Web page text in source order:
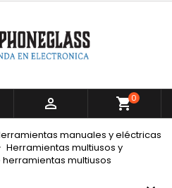
 0
manuales y eléctricas
Herramientas multiusos y
multiusos
((modalDeleteText))
Crear lista de deseos
guardar productos en su
Iniciar sesión